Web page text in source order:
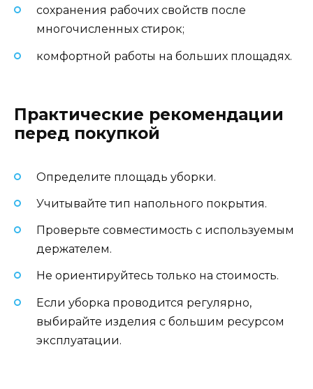
сохранения рабочих свойств после
многочисленных стирок;
комфортной работы на больших площадях.
Практические рекомендации
перед покупкой
Определите площадь уборки.
Учитывайте тип напольного покрытия.
Проверьте совместимость с используемым
держателем.
Не ориентируйтесь только на стоимость.
Если уборка проводится регулярно,
выбирайте изделия с большим ресурсом
эксплуатации.